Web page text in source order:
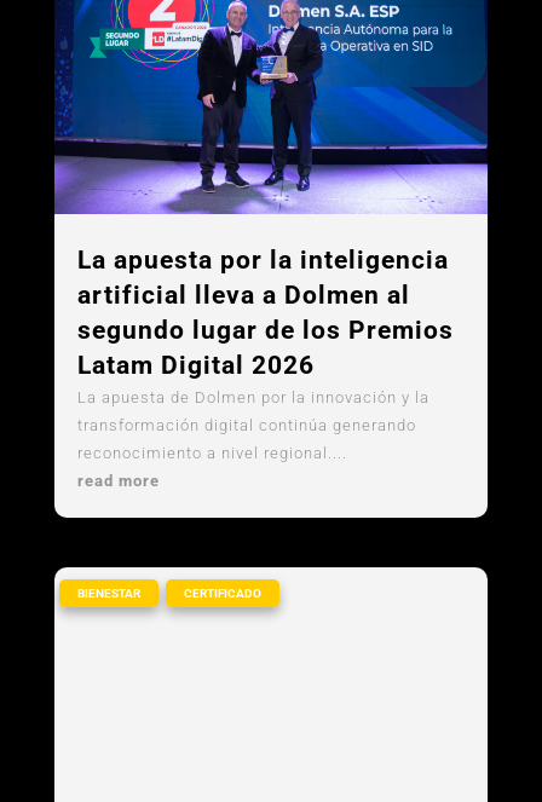
La apuesta por la inteligencia
artificial lleva a Dolmen al
segundo lugar de los Premios
Latam Digital 2026
La apuesta de Dolmen por la innovación y la
transformación digital continúa generando
reconocimiento a nivel regional....
read more
BIENESTAR CERTIFICADO